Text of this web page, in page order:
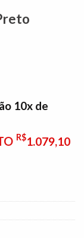
10x de
R$1.079,10